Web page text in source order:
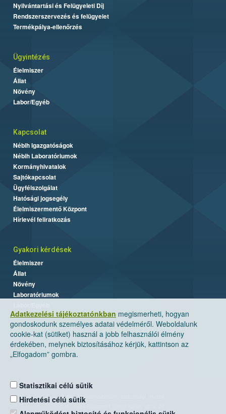
Adatkezelési tájékoztatónkban megismerheti, hogyan
gondoskodunk személyes adatai védelméről. Weboldalunk
cookie-kat (sütiket) használ a jobb felhasználói élmény
érdekében, melynek biztosításához kérjük, kattintson az
„Elfogadom” gombra.
Statisztikai célú sütik
Hirdetési célú sütik
Nyilvántartási és Felügyeleti Díj
Rendszerszervezés és felügyelet
Termékpálya-ellenőrzés
Ügyintézés
Élelmiszer
Állat
Növény
Labor/Egyéb
Kapcsolat
Nébih Igazgatóságok
Nébih Laboratóriumok
Kormányhivatalok
Sajtókapcsolat
Ügyfélszolgálat
Hatósági jogsegély
Élelmiszermentő Központ
Hírlevél feliratkozás
Gyakori kérdések
Élelmiszer
Állat
Növény
Laboratóriumok
Nemzeti Élelmiszerlánc-biztonsági Hivatal